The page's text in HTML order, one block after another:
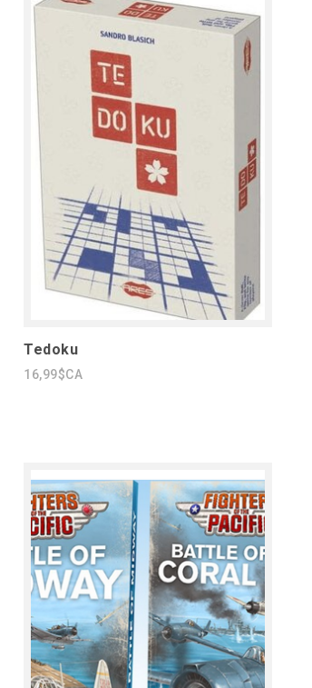
Tedoku
16,99$CA